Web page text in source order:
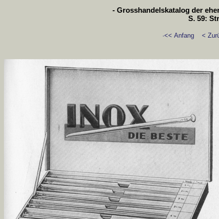
- Grosshandelskatalog der
S. 59:
·<< Anfang <